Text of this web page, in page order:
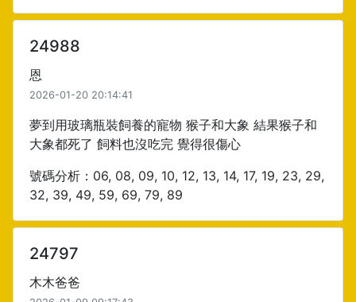
24988
恩
2026-01-20 20:14:41
夢到用玻璃瓶裝飼養的寵物 猴子和大象 結果猴子和
大象都死了 飼料也沒吃完 覺得很傷心
號碼分析：06, 08, 09, 10, 12, 13, 14, 17, 19, 23, 29,
32, 39, 49, 59, 69, 79, 89
24797
木木爸爸